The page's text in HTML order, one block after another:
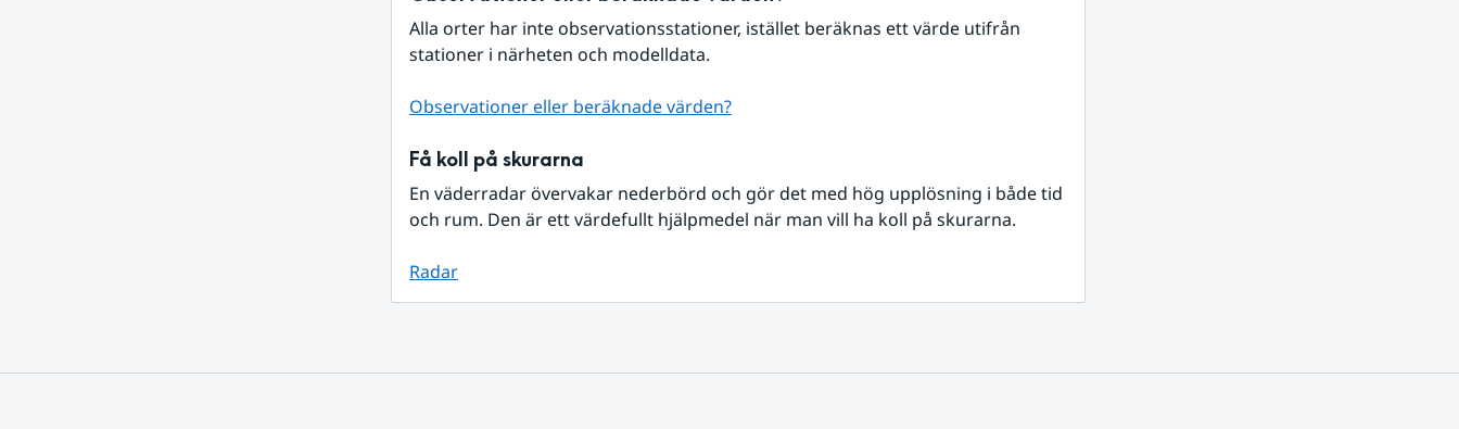
Alla orter har inte observationsstationer, istället beräknas ett värde utifrån
stationer i närheten och modelldata.
Observationer eller beräknade värden?
Få koll på skurarna
En väderradar övervakar nederbörd och gör det med hög upplösning i både tid
och rum. Den är ett värdefullt hjälpmedel när man vill ha koll på skurarna.
Radar